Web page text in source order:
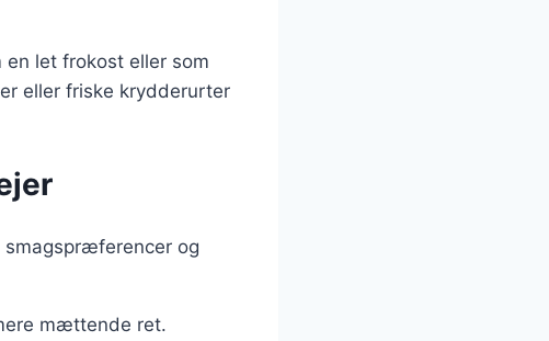
let frokost eller som
eller friske krydderurter
og
mættende ret.